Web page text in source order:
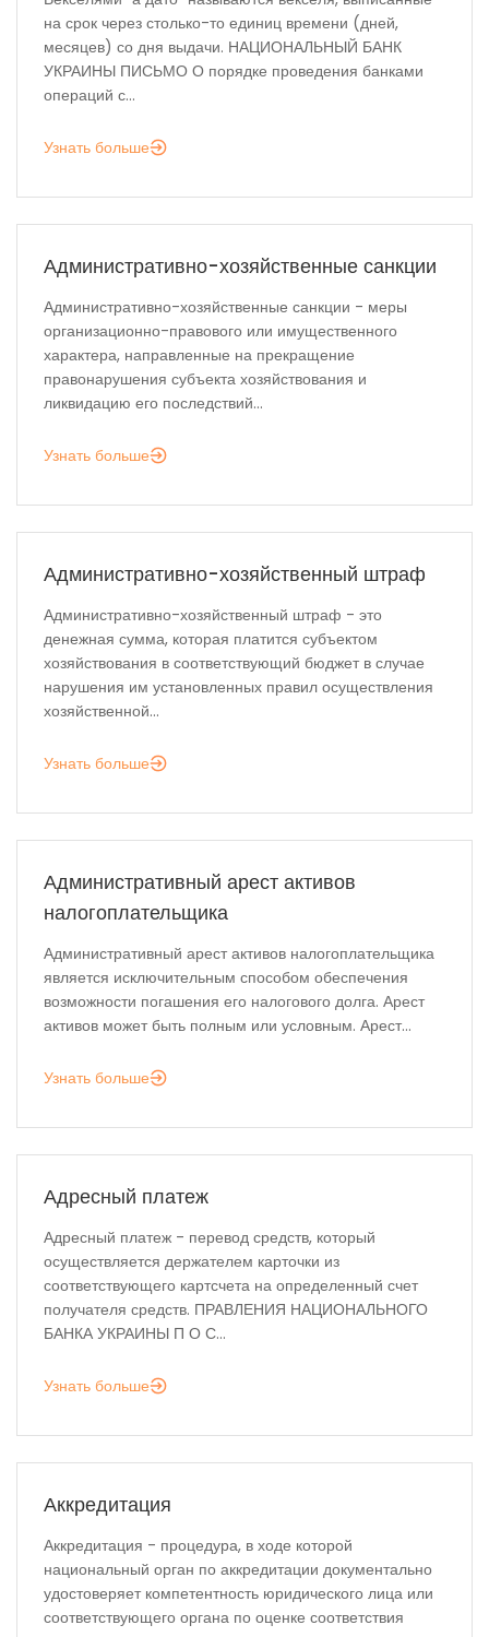
на срок через столько-то единиц времени (дней,
месяцев) со дня выдачи. НАЦИОНАЛЬНЫЙ БАНК
УКРАИНЫ ПИСЬМО О порядке проведения банками
операций с...
Узнать больше
Административно-хозяйственные санкции
Административно-хозяйственные санкции - меры
организационно-правового или имущественного
характера, направленные на прекращение
правонарушения субъекта хозяйствования и
ликвидацию его последствий...
Узнать больше
Административно-хозяйственный штраф
Административно-хозяйственный штраф - это
денежная сумма, которая платится субъектом
хозяйствования в соответствующий бюджет в случае
нарушения им установленных правил осуществления
хозяйственной...
Узнать больше
Административный арест активов
налогоплательщика
Административный арест активов налогоплательщика
является исключительным способом обеспечения
возможности погашения его налогового долга. Арест
активов может быть полным или условным. Арест...
Узнать больше
Адресный платеж
Адресный платеж - перевод средств, который
осуществляется держателем карточки из
соответствующего картсчета на определенный счет
получателя средств. ПРАВЛЕНИЯ НАЦИОНАЛЬНОГО
БАНКА УКРАИНЫ П О С...
Узнать больше
Аккредитация
Аккредитация - процедура, в ходе которой
национальный орган по аккредитации документально
удостоверяет компетентность юридического лица или
соответствующего органа по оценке соответствия